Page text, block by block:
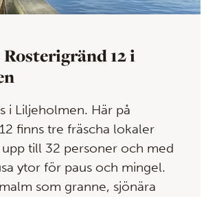
12 i
i Liljeholmen. Här på
finns tre fräscha lokaler
till 32 personer och med
ytor för paus och mingel.
som granne, sjönära